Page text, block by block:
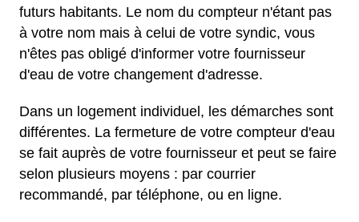
futurs habitants. Le nom du compteur n'étant pas
à votre nom mais à celui de votre syndic, vous
n'êtes pas obligé d'informer votre fournisseur
d'eau de votre changement d'adresse.
Dans un logement individuel, les démarches sont
différentes. La fermeture de votre compteur d'eau
se fait auprès de votre fournisseur et peut se faire
selon plusieurs moyens : par courrier
recommandé, par téléphone, ou en ligne.